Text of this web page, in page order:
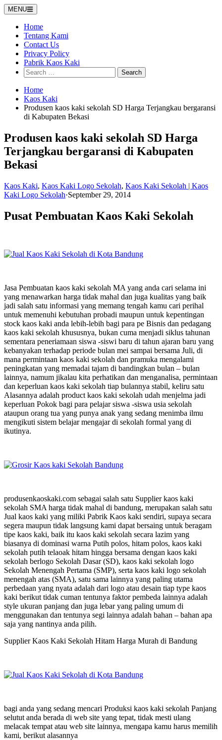
Skip
to
content
MENU
Home
Tentang Kami
Contact Us
Privacy Policy
Pabrik Kaos Kaki
Search
for:
Home
Kaos Kaki
Produsen kaos kaki sekolah SD Harga Terjangkau bergaransi
di Kabupaten Bekasi
Produsen kaos kaki sekolah SD Harga
Terjangkau bergaransi di Kabupaten
Bekasi
Kaos Kaki, Kaos Kaki Logo Sekolah, Kaos Kaki Sekolah | Kaos
Kaki Logo Sekolah·September 29, 2014
Pusat Pembuatan Kaos Kaki Sekolah
Jasa Pembuatan kaos kaki sekolah MA yang anda cari selama ini
yang menawarkan harga tidak mahal dan juga kualitas yang baik
jadi salah satu informasi yang memang tengah kamu cari perihal
untuk memenuhi kebutuhan probadi maupun untuk kepentingan
stock kaos kaki anda lebih-lebih bagi para pe Bisnis dan pedagang
kaos kaki sekolah khususnya, bukan cuma menjadi siklus tahunan
sementara peneriamaan siswa -siswi baru di tahun ajaran baru yang
kebanyakan terhadap periode bulan mei sampai bersama Juli, di
mana permintaan kaos kaki sekolah dan pramuka mengalami
peningkatan yang memadai tajam di bandingkan bulan – bulan
lainnya, namum jikalau kita perhatikan dan menganalisa, permintaan
dan keperluan kaos kaki sekolah tiap bulannya stabil, keliru satu
Alasannya adalah product kaos kaki sekolah udah menjelma jadi
keperluan Pokok bagi para pelajar siswa -siswa usia sekolah
ataupun orang tua yang punya anak yang sedang menimba ilmu
mengikuti sistem belajar mengajar di sekolah formal yang di
ikutinya.
produsenkaoskaki.com sebagai salah satu Supplier kaos kaki
sekolah SMA harga tidak mahal di bandung, merupakan salah satu
Jual kaos kaki yang miliki Pabrik Kaos kaki sendiri, supaya secara
segera maupun tidak langsung kami dapat bersaing untuk beragam
tipe kaos kaki, baik itu kaos kaki sekolah secara lazim yang
biasanya di dominasi warna Putih polos, hitam polos, kaos kaki
sekolah putih telaoak hitam hingga bersama dengan kaos kaki
sekolah berlogo Sekolah Dasar (SD), kaos kaki sekolah logo
Sekolah Menengah Pertama (SMP), serta kaos kaki logo sekolah
menengah atas (SMA), satu sama lainnya yang paling utama
perbedaan yang nyata adalah dari logo atau desain tiap type kaos
kaki berikut tidak cuman tentunya faktor pembeda lainnya adalah
style ukuran panjang dan juga lebar yang paling umum di
menggunakan dan tentunya segi lainnya adalah bahan – bahan apa
saja yang nantinya anda pilih.
Supplier Kaos Kaki Sekolah Hitam Harga Murah di Bandung
bagi anda yang sedang mencari Produksi kaos kaki sekolah Panjang
selutut anda berada di web site yang tepat, tidak mesti ulang
melacak tempat atau web site lainnya, mengapa kamu harus memilih
kami, berikut alasannya